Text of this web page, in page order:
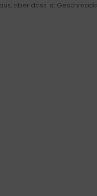
aber dass ist